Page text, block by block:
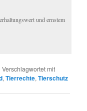
und ernstem
|Verschlagwortet mit
,Tierrechte,Tierschutz